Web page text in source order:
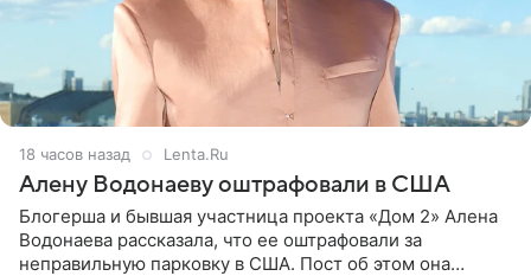
18 часов назад Lenta.Ru
Алену Водонаеву оштрафовали в США
Блогерша и бывшая участница проекта «Дом 2» Алена
Водонаева рассказала, что ее оштрафовали за
неправильную парковку в США. Пост об этом она